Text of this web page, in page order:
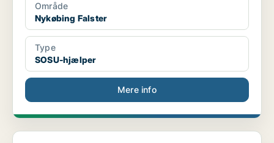
Område
Nykøbing Falster
Type
SOSU-hjælper
Mere info
Social- og Sundhedshjælper søges til Midtbyen